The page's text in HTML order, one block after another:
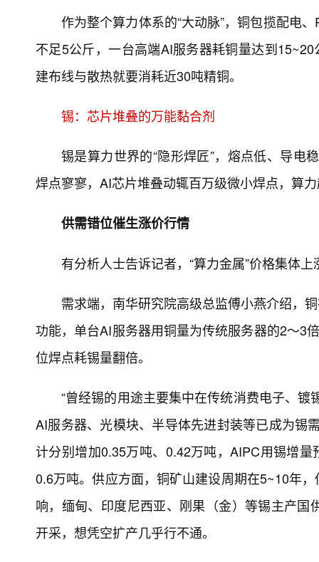
作为整个算力体系的“大动脉”，铜包揽配电
不足5公斤，一台高端AI服务器耗铜量达到
建布线与散热就要消耗近30吨精铜。
锡：芯片堆叠的万能黏合剂
锡是算力世界的“隐形焊匠”，熔点低、导电
焊点寥寥，AI芯片堆叠动辄百万级微小焊点，算
供需错位催生涨价行情
有分析人士告诉记者，“算力金属”价格集体
需求端，南华研究院高级总监傅小燕介绍，
功能，单台AI服务器用铜量为传统服务器的2～3
位焊点耗锡量翻倍。
“曾经锡的用途主要集中在传统消费电子、
AI服务器、光模块、半导体先进封装等已成为
计分别增加0.35万吨、0.42万吨，AIPC用锡增
0.6万吨。供应方面，铜矿山建设周期在5~10年
响，缅甸、印度尼西亚、刚果（金）等锡主产
开采，想凭空扩产几乎行不通。